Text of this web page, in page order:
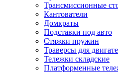
Трансмиссионные
Кантователи
Домкраты
Подставки под авто
Стяжки пружин
Траверсы для
Тележки складские
Платформенные